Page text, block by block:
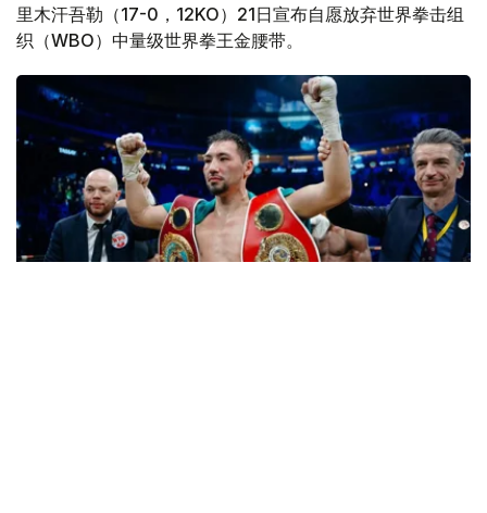
里木汗吾勒（17-0，12KO）21日宣布自愿放弃世界拳击组
织（WBO）中量级世界拳王金腰带。